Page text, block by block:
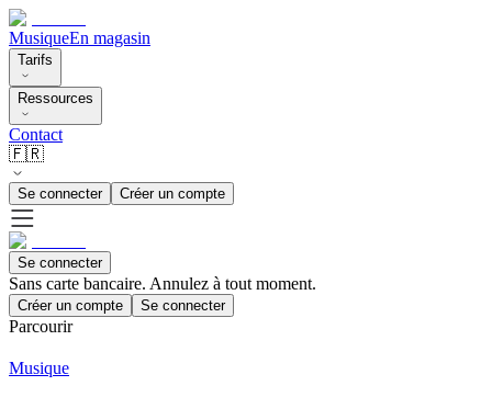
MusiqueEn magasin
Tarifs
Ressources
Contact
🇫🇷
Se connecter Créer un compte
Se connecter
Sans carte bancaire. Annulez à tout moment.
Créer un compte Se connecter
Parcourir
Musique